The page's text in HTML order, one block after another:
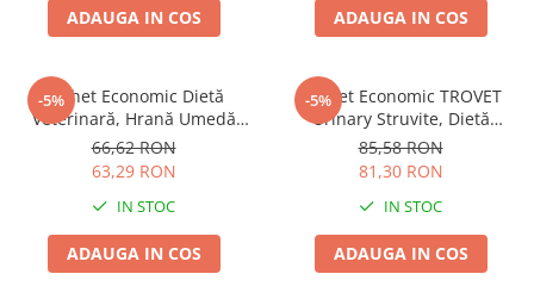
Semi-umede
Proteice
Umede
Îngrijire Pisici
Așternut Igienic Pisici
Igienă Pisici
Antiparazitare Pisici
Vitamine Pisici
Perii & Piepteni Pisici
ADAUGA IN COS ADAUGA IN COS
-5%
Pachet Economic Dietă
Veterinară, Hrană Umedă
Câine și Pisică Adult, TROVET
Recovery Liquid, Pește și Pui,
2x400g
66,62 RON
63,29 RON
IN STOC
ADAUGA IN COS
-5%
Pachet Economic TROVET
Urinary Struvite, Dietă
Veterinară Umedă Pisică
Adult, Pui, 6x200g
85,58 RON
81,30 RON
IN STOC
ADAUGA IN COS